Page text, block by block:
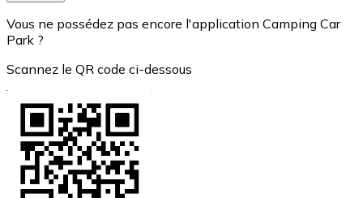
Vous ne possédez pas encore l'application Camping Car
Park ?
Scannez le QR code ci-dessous